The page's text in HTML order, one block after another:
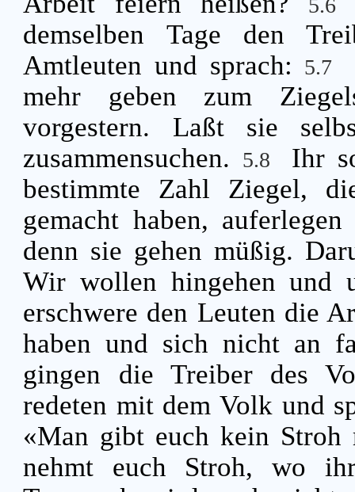
5.6
demselben Tage den
Amtleuten und sprach:
5.7
mehr geben zum
vorgestern. Laßt sie
zusammensuchen.
5.8
Ihr
bestimmte Zahl Ziegel,
gemacht haben,
denn sie gehen müßig.
Wir wollen hingehen und
erschwere den Leuten die
haben und sich nicht an
gingen die Treiber des
redeten mit dem Volk und
«Man gibt euch kein
nehmt euch Stroh, wo